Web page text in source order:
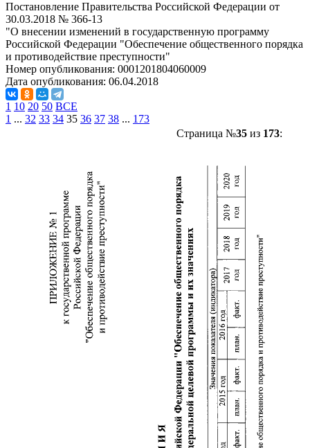
Постановление Правительства Российской Федерации от
30.03.2018 № 366-13
"О внесении изменений в государственную программу
Российской Федерации "Обеспечение общественного порядка
и противодействие преступности"
Номер опубликования: 0001201804060009
Дата опубликования: 06.04.2018
1 10 20 50 ВСЕ
1 ... 32 33 34 35 36 37 38 ... 173
Страница №35из 173: